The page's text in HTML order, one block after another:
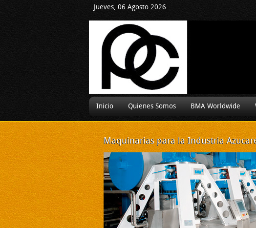
Jueves, 06 Agosto 2026
Inicio Quienes Somos BMA Worldwide
Maquinariaspara la Industria